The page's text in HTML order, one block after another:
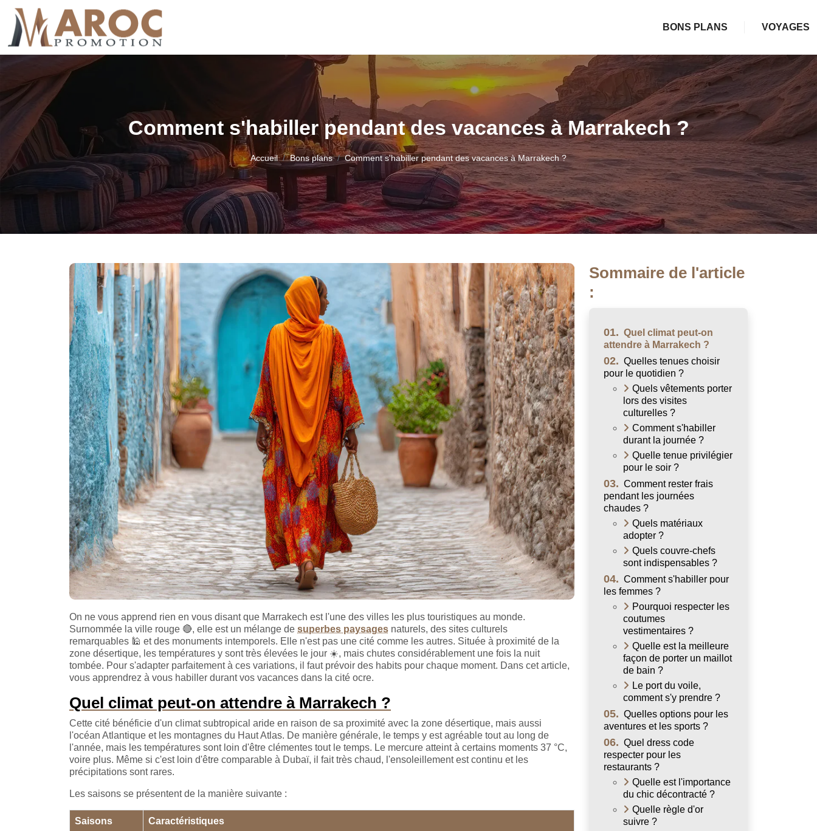
BONS PLANS VOYAGES
Comment s'habiller pendant des vacances à Marrakech ?
Accueil Bons plans Comment s'habiller pendant des vacances à Marrakech ?
On ne vous apprend rien en vous disant que Marrakech est l'une des villes les plus touristiques au monde.
Surnommée la ville rouge 🔴, elle est un mélange de superbes paysages naturels, des sites culturels
remarquables 🕌 et des monuments intemporels. Elle n'est pas une cité comme les autres. Située à proximité de la
zone désertique, les températures y sont très élevées le jour ☀️, mais chutes considérablement une fois la nuit
tombée. Pour s'adapter parfaitement à ces variations, il faut prévoir des habits pour chaque moment. Dans cet article,
vous apprendrez à vous habiller durant vos vacances dans la cité ocre.
Quel climat peut-on attendre à Marrakech ?
Cette cité bénéficie d'un climat subtropical aride en raison de sa proximité avec la zone désertique, mais aussi
l'océan Atlantique et les montagnes du Haut Atlas. De manière générale, le temps y est agréable tout au long de
l'année, mais les températures sont loin d'être clémentes tout le temps. Le mercure atteint à certains moments 37 °C,
voire plus. Même si c'est loin d'être comparable à Dubaï, il fait très chaud, l'ensoleillement est continu et les
précipitations sont rares.
Les saisons se présentent de la manière suivante :
Saisons Caractéristiques
Sommaire de l'article
:
01. Quel climat peut-on
attendre à Marrakech ?
02. Quelles tenues choisir
pour le quotidien ?
Quels vêtements porter
lors des visites
culturelles ?
Comment s'habiller
durant la journée ?
Quelle tenue privilégier
pour le soir ?
03. Comment rester frais
pendant les journées
chaudes ?
Quels matériaux
adopter ?
Quels couvre-chefs
sont indispensables ?
04. Comment s'habiller pour
les femmes ?
Pourquoi respecter les
coutumes
vestimentaires ?
Quelle est la meilleure
façon de porter un maillot
de bain ?
Le port du voile,
comment s'y prendre ?
05. Quelles options pour les
aventures et les sports ?
06. Quel dress code
respecter pour les
restaurants ?
Quelle est l'importance
du chic décontracté ?
Quelle règle d'or
suivre ?